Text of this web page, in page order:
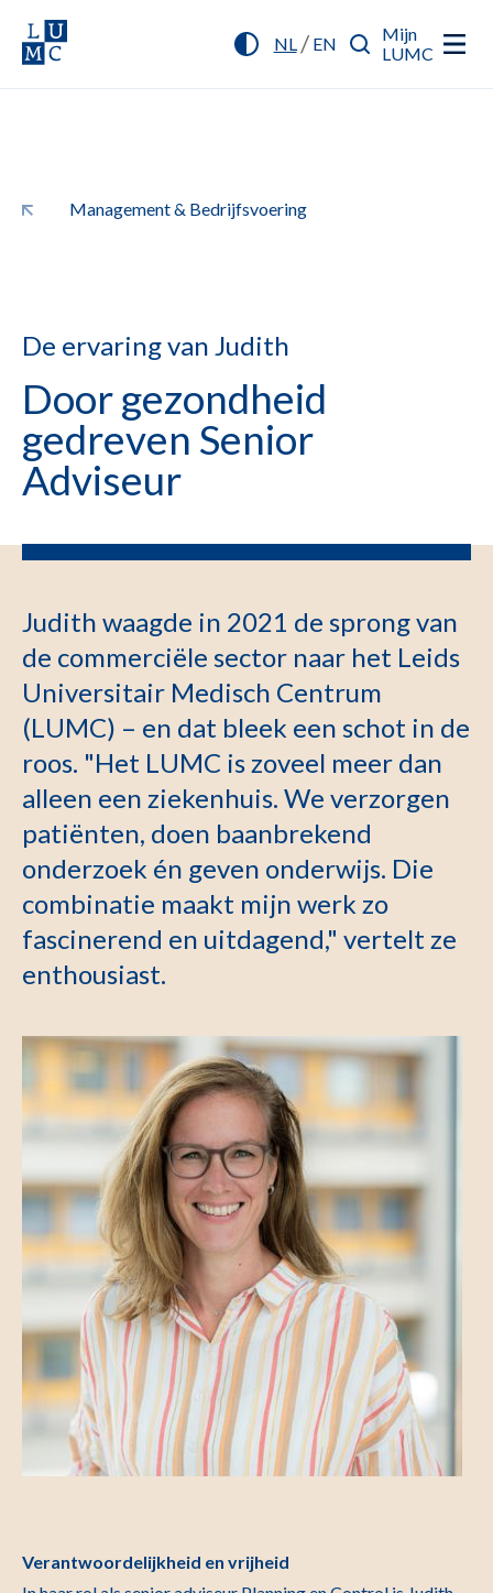
NL/ EN
Mijn
LUMC
Management & Bedrijfsvoering
De ervaring van Judith
Door gezondheid
gedreven Senior
Adviseur
Judith waagde in 2021 de sprong van
de commerciële sector naar het Leids
Universitair Medisch Centrum
(LUMC) – en dat bleek een schot in de
roos. "Het LUMC is zoveel meer dan
alleen een ziekenhuis. We verzorgen
patiënten, doen baanbrekend
onderzoek én geven onderwijs. Die
combinatie maakt mijn werk zo
fascinerend en uitdagend," vertelt ze
enthousiast.
Verantwoordelijkheid en vrijheid